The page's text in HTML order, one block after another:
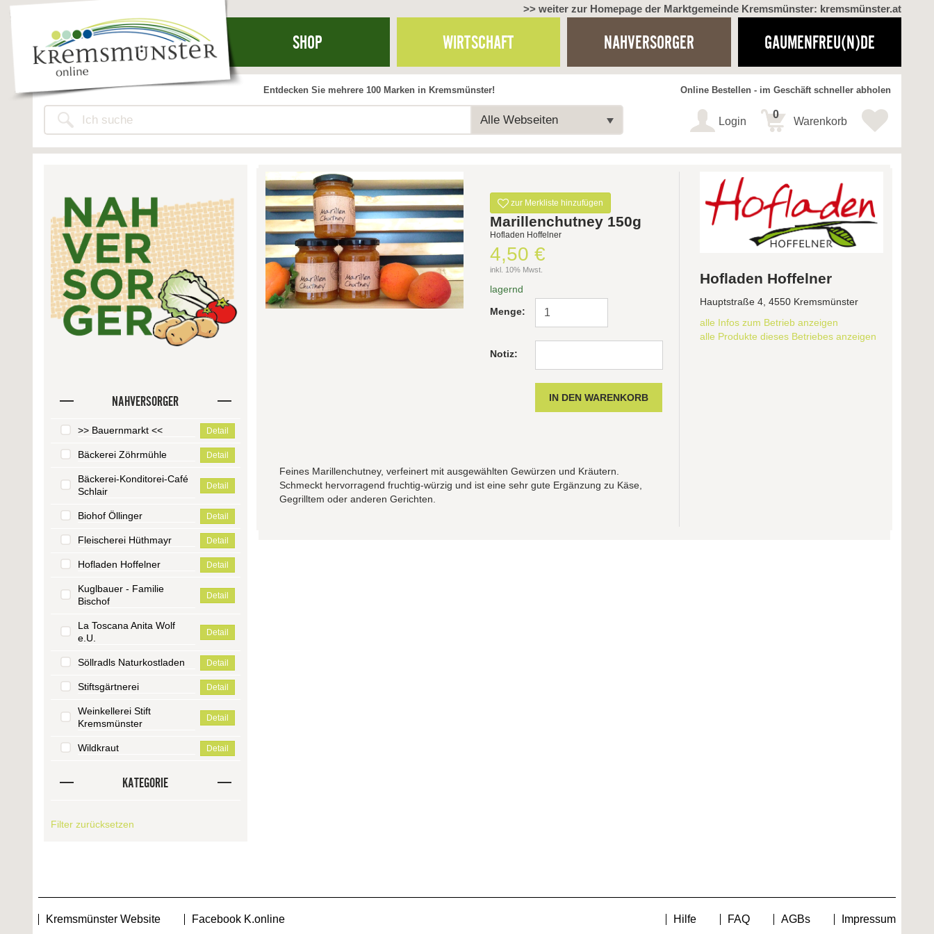
>> weiter zur Homepage der Marktgemeinde Kremsmünster: kremsmünster.at
SHOP WIRTSCHAFT NAHVERSORGER GAUMENFREU(N)DE
Alle Webseiten
Entdecken Sie mehrere 100 Marken in Kremsmünster! Online Bestellen - im Geschäft schneller abholen
Login Warenkorb
0
NAHVERSORGER
>> Bauernmarkt << Detail
Bäckerei Zöhrmühle Detail
Bäckerei-Konditorei-Café
Schlair
Detail
Biohof Öllinger Detail
Fleischerei Hüthmayr Detail
Hofladen Hoffelner Detail
Kuglbauer - Familie
Bischof
Detail
La Toscana Anita Wolf
e.U.
Detail
Söllradls Naturkostladen Detail
Stiftsgärtnerei Detail
Weinkellerei Stift
Kremsmünster
Detail
Wildkraut Detail
KATEGORIE
Filter zurücksetzen
zur Merkliste hinzufügen
Marillenchutney 150g
Hofladen Hoffelner
4,50 €
inkl. 10% Mwst.
lagernd
Menge:
Notiz:
Feines Marillenchutney, verfeinert mit ausgewählten Gewürzen und Kräutern.
Schmeckt hervorragend fruchtig-würzig und ist eine sehr gute Ergänzung zu Käse,
Gegrilltem oder anderen Gerichten.
Hofladen Hoffelner
Hauptstraße 4, 4550 Kremsmünster
alle Infos zum Betrieb anzeigen
alle Produkte dieses Betriebes anzeigen
Kremsmünster Website Facebook K.online Hilfe FAQ AGBs Impressum